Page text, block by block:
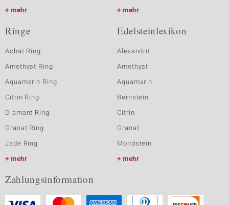
mehr
mehr
Ringe
Achat Ring
Amethyst Ring
Aquamarin Ring
Citrin Ring
Diamant Ring
Granat Ring
Jade Ring
mehr
Edelsteinlexikon
Alexandrit
Amethyst
Aquamarin
Bernstein
Citrin
Granat
Mondstein
mehr
Zahlungsinformation